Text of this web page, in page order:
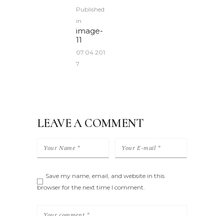
NAVIGATION
Published
in
post:
image-
11
07.04.201
7
LEAVE A COMMENT
Save my name, email, and website in this
browser for the next time I comment.